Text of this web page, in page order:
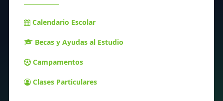
Calendario Escolar
Becas y Ayudas al Estudio
Campamentos
Clases Particulares